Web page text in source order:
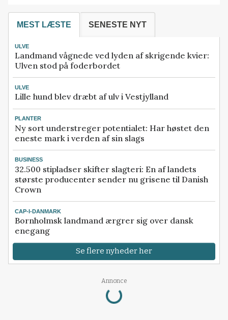
MEST LÆSTE SENESTE NYT
ULVE
Landmand vågnede ved lyden af skrigende kvier:
Ulven stod på foderbordet
ULVE
Lille hund blev dræbt af ulv i Vestjylland
PLANTER
Ny sort understreger potentialet: Har høstet den
eneste mark i verden af sin slags
BUSINESS
32.500 stipladser skifter slagteri: En af landets
største producenter sender nu grisene til Danish
Crown
CAP-I-DANMARK
Bornholmsk landmand ærgrer sig over dansk
enegang
Se flere nyheder her
Annonce
Loading...